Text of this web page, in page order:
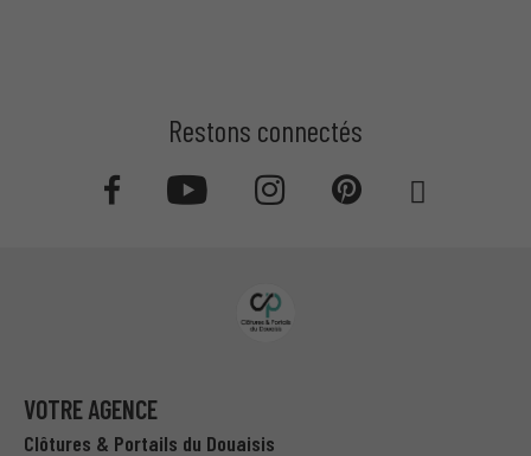
Restons connectés
VOTRE AGENCE
Clôtures & Portails du Douaisis